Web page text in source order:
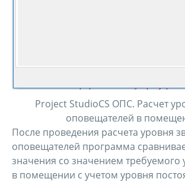
Project StudioCS ОПС. Расчет
оповещателей в
После проведения расчета уровня
оповещателей программа
значения со значением требуемого
в помещении с учетом уровня